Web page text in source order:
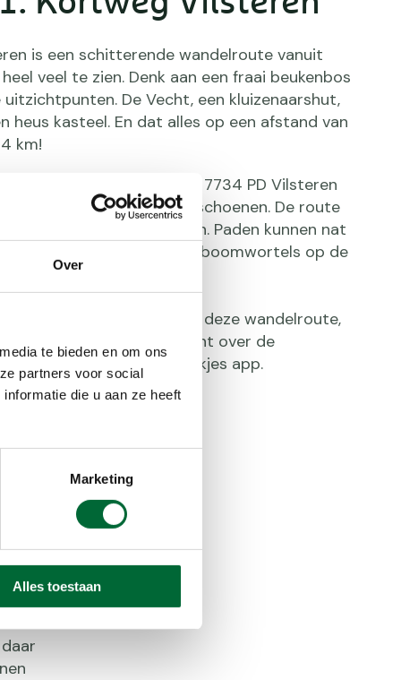
Over
te bieden en om ons
partners voor social
die u aan ze heeft
Marketing
Alles toestaan
is een schitterende wandelroute vanuit
veel te zien. Denk aan een fraai beukenbos
De Vecht, een kluizenaarshut,
heus kasteel. En dat alles op een afstand van
km!
Vilsteren, Vilsterseweg 12, 7734 PD Vilsteren
goede waterdichte schoenen. De route
over onverharde paden. Paden kunnen nat
zijn. In het bos kunnen er boomwortels op de
4,4 km
zijn voldoende bankjes op deze wandelroute,
met fantastisch uitzicht over de
Zie verder de Alle bankjes app.
De Klomp
over deze route